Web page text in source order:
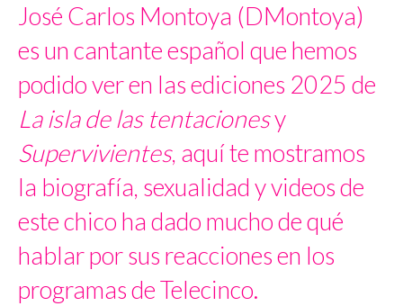
José Carlos Montoya (DMontoya)
es un cantante español que hemos
podido ver en las ediciones 2025 de
La isla de las tentacionesy
Supervivientes, aquí te mostramos
la biografía, sexualidad y videos de
este chico ha dado mucho de qué
hablar por sus reacciones en los
programas de Telecinco.